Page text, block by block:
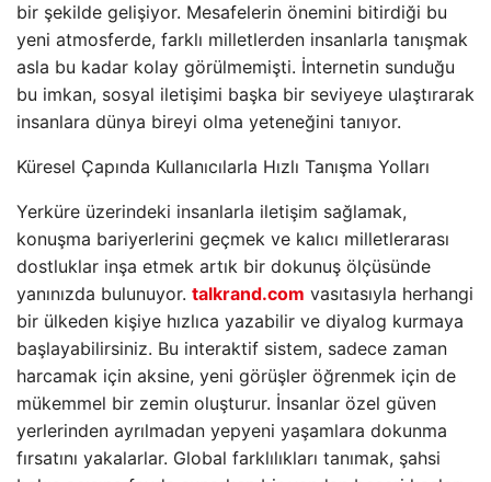
bir şekilde gelişiyor. Mesafelerin önemini bitirdiği bu
yeni atmosferde, farklı milletlerden insanlarla tanışmak
asla bu kadar kolay görülmemişti. İnternetin sunduğu
bu imkan, sosyal iletişimi başka bir seviyeye ulaştırarak
insanlara dünya bireyi olma yeteneğini tanıyor.
Küresel Çapında Kullanıcılarla Hızlı Tanışma Yolları
Yerküre üzerindeki insanlarla iletişim sağlamak,
konuşma bariyerlerini geçmek ve kalıcı milletlerarası
dostluklar inşa etmek artık bir dokunuş ölçüsünde
yanınızda bulunuyor. talkrand.com vasıtasıyla herhangi
bir ülkeden kişiye hızlıca yazabilir ve diyalog kurmaya
başlayabilirsiniz. Bu interaktif sistem, sadece zaman
harcamak için aksine, yeni görüşler öğrenmek için de
mükemmel bir zemin oluşturur. İnsanlar özel güven
yerlerinden ayrılmadan yepyeni yaşamlara dokunma
fırsatını yakalarlar. Global farklılıkları tanımak, şahsi